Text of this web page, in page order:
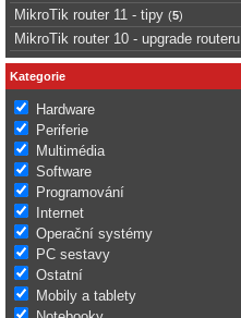
MikroTik router 11 - tipy (5)
MikroTik router 10 - upgrade routeru
Kategorie
Hardware
Periferie
Multimédia
Software
Programování
Internet
Operační systémy
PC sestavy
Ostatní
Mobily a tablety